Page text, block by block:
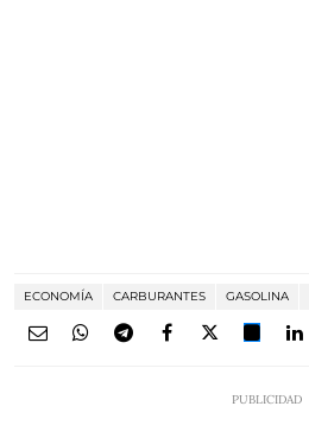
ECONOMÍA CARBURANTES GASOLINA